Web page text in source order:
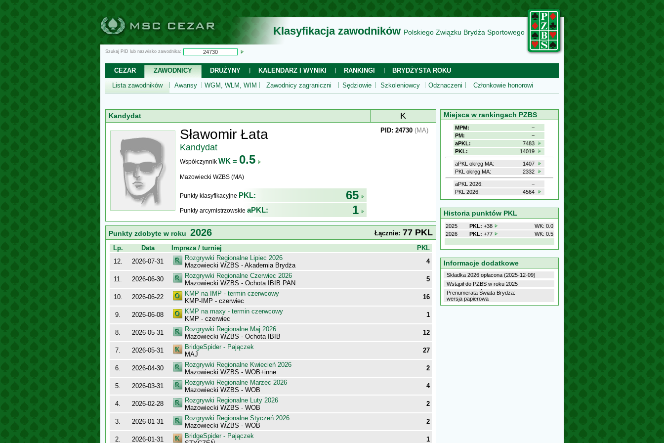
Klasyfikacja zawodników Polskiego Związku Brydża Sportowego
Szukaj PID lub nazwisko zawodnika:
CEZAR ZAWODNICY DRUŻYNY KALENDARZ I WYNIKI RANKINGI
BRYDŻYSTA ROKU
Lista zawodników
Awansy WGM, WLM, WIM Zawodnicy zagraniczni Sędziowie Szkoleniowcy Odznaczeni Członkowie honorowi
Kandydat K
Sławomir Łata
Kandydat
Współczynnik WK = 0.5
Mazowiecki WZBS (MA)
Punkty klasyfikacyjne PKL: 65
Punkty arcymistrzowskie aPKL: 1
PID: 24730 (MA)
Punkty zdobyte w roku 2026 Łącznie: 77 PKL
Lp. Data Impreza / turniej
PKL
12.
2026-07-31
Rozgrywki Regionalne Lipiec 2026
Mazowiecki WZBS - Akademia Brydża
4
11. 2026-06-30
Rozgrywki Regionalne Czerwiec 2026
Mazowiecki WZBS - Ochota IBIB PAN
5
10. 2026-06-22
KMP na IMP - termin czerwcowy
KMP-IMP - czerwiec
16
9. 2026-06-08
KMP na maxy - termin czerwcowy
KMP - czerwiec
1
8. 2026-05-31
Rozgrywki Regionalne Maj 2026
Mazowiecki WZBS - Ochota IBIB
12
7. 2026-05-31
BridgeSpider - Pajączek
MAJ
27
6. 2026-04-30
Rozgrywki Regionalne Kwiecień 2026
Mazowiecki WZBS - WOB+inne
2
5. 2026-03-31
Rozgrywki Regionalne Marzec 2026
Mazowiecki WZBS - WOB
4
4. 2026-02-28
Rozgrywki Regionalne Luty 2026
Mazowiecki WZBS - WOB
2
3. 2026-01-31
Rozgrywki Regionalne Styczeń 2026
Mazowiecki WZBS - WOB
2
2. 2026-01-31
BridgeSpider - Pajączek
1
Miejsca w rankingach PZBS
MPM:
−
PM:
−
aPKL:
7483
PKL:
14019
aPKL okręg MA:
1407
PKL okręg MA:
2332
aPKL 2026:
−
PKL 2026:
4564
Historia punktów PKL
2025 PKL: +38
WK: 0.0
2026
PKL: +77 WK: 0.5
Informacje dodatkowe
Składka 2026 opłacona (2025-12-09)
Wstąpił do PZBS w roku 2025
Prenumerata Świata Brydża:
wersja papierowa